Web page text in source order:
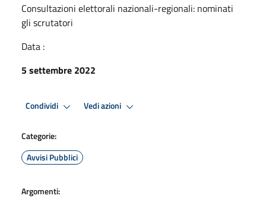
Consultazioni elettorali nazionali-regionali: nominati
gli scrutatori
Data :
5 settembre 2022
Condividi Vedi azioni
Categorie:
Avvisi Pubblici
Argomenti: